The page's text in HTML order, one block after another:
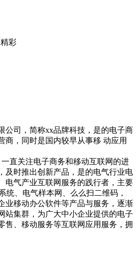
彩
公司，简称xx品牌科技，是的电子商
商，同时是国内较早从事移 动应用
直关注电子商务和移动互联网的进
及时推出创新产品，是的电气行业电
电气产业互联网服务的践行者，主要
统、电气样本网、么么扫二维码，
业移动办公软件等产品与服务，逐渐
站集群，为广大中小企业提供的电子
售、移动服务等互联网应用服务，拥